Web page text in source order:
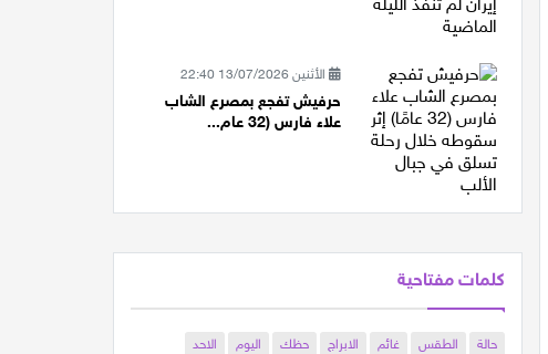
الأثنين 13/07/2026 22:40
حرفيش تفجع بمصرع الشاب
علاء فارس (32 عام...
كلمات مفتاحية
حالة الطقس غائم الابراج حظك اليوم
الاحد